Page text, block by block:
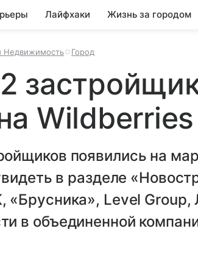
Лайфхаки Жизнь за городом
Недвижимость Город
Wildberries
появились на
в разделе
«Брусника», Level Group,
в объединенной